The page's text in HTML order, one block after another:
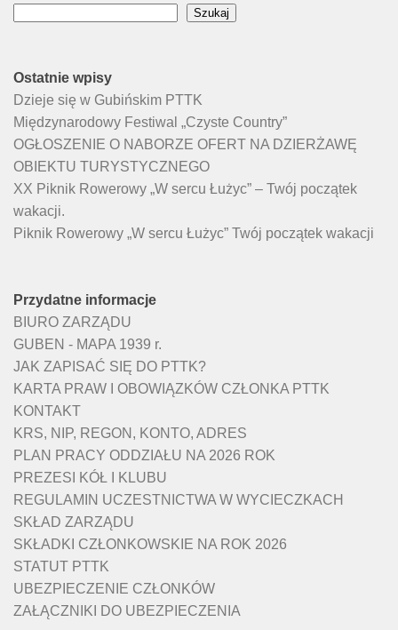
Szukaj
Ostatnie wpisy
Dzieje się w Gubińskim PTTK
Międzynarodowy Festiwal „Czyste Country”
OGŁOSZENIE O NABORZE OFERT NA DZIERŻAWĘ
OBIEKTU TURYSTYCZNEGO
XX Piknik Rowerowy „W sercu Łużyc” – Twój początek
wakacji.
Piknik Rowerowy „W sercu Łużyc” Twój początek wakacji
Przydatne informacje
BIURO ZARZĄDU
GUBEN - MAPA 1939 r.
JAK ZAPISAĆ SIĘ DO PTTK?
KARTA PRAW I OBOWIĄZKÓW CZŁONKA PTTK
KONTAKT
KRS, NIP, REGON, KONTO, ADRES
PLAN PRACY ODDZIAŁU NA 2026 ROK
PREZESI KÓŁ I KLUBU
REGULAMIN UCZESTNICTWA W WYCIECZKACH
SKŁAD ZARZĄDU
SKŁADKI CZŁONKOWSKIE NA ROK 2026
STATUT PTTK
UBEZPIECZENIE CZŁONKÓW
ZAŁĄCZNIKI DO UBEZPIECZENIA